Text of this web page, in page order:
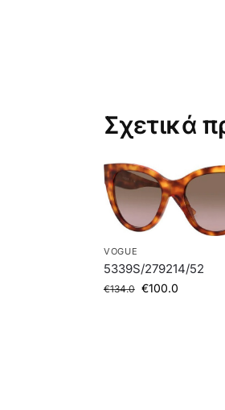
Σχετικά
VOGUE
5339S/279214/52
€134.0 €100.0